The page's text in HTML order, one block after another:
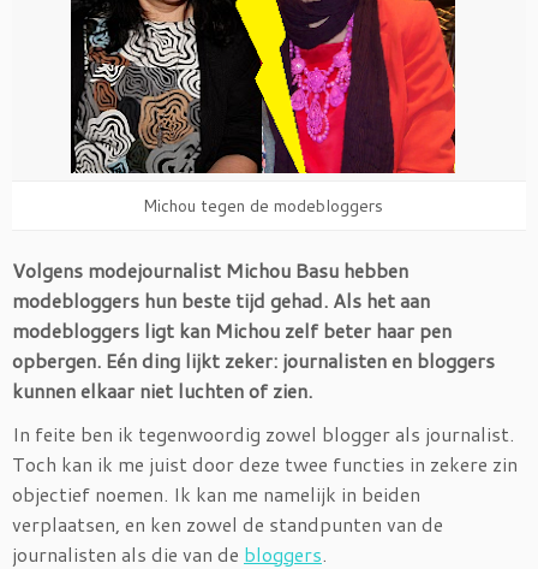
Michou tegen de modebloggers
Volgens modejournalist Michou Basu hebben
modebloggers hun beste tijd gehad. Als het aan
modebloggers ligt kan Michou zelf beter haar pen
opbergen. Eén ding lijkt zeker: journalisten en bloggers
kunnen elkaar niet luchten of zien.
In feite ben ik tegenwoordig zowel blogger als journalist.
Toch kan ik me juist door deze twee functies in zekere zin
objectief noemen. Ik kan me namelijk in beiden
verplaatsen, en ken zowel de standpunten van de
journalisten als die van de bloggers.